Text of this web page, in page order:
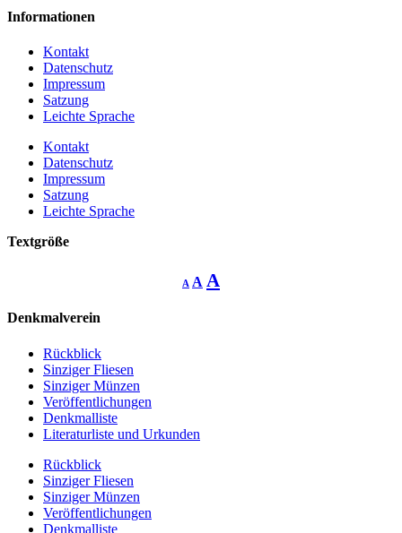
Informationen
Kontakt
Datenschutz
Impressum
Satzung
Leichte Sprache
Kontakt
Datenschutz
Impressum
Satzung
Leichte Sprache
Textgröße
A
Decrease
font
A Reset
font
A
Denkmalverein
Rückblick
Sinziger Fliesen
Sinziger Münzen
Veröffentlichungen
Denkmalliste
Literaturliste und Urkunden
Rückblick
Sinziger Fliesen
Sinziger Münzen
Veröffentlichungen
Denkmalliste